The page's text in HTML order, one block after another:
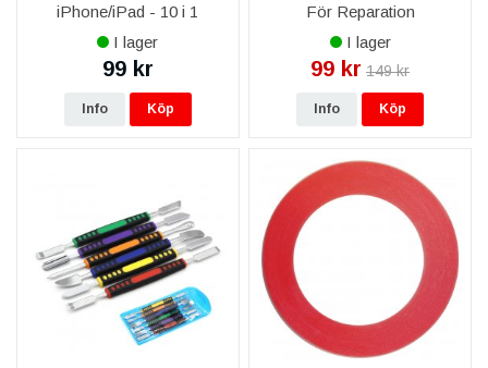
iPhone/iPad - 10 i 1
I lager
99 kr
Info Köp
För Reparation
I lager
99 kr 149 kr
Info Köp